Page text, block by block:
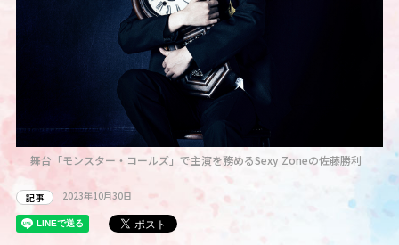
舞台「モンスター・コールズ」で主演を務めるSexy Zoneの佐藤勝利
記事 2023年10月30日